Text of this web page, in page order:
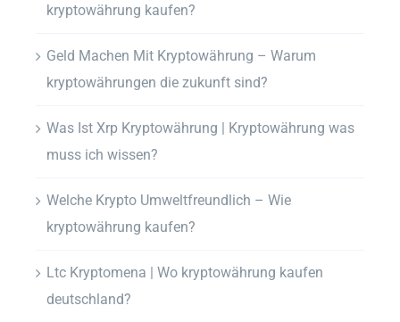
kryptowährung kaufen?
Geld Machen Mit Kryptowährung – Warum
kryptowährungen die zukunft sind?
Was Ist Xrp Kryptowährung | Kryptowährung was
muss ich wissen?
Welche Krypto Umweltfreundlich – Wie
kryptowährung kaufen?
Ltc Kryptomena | Wo kryptowährung kaufen
deutschland?